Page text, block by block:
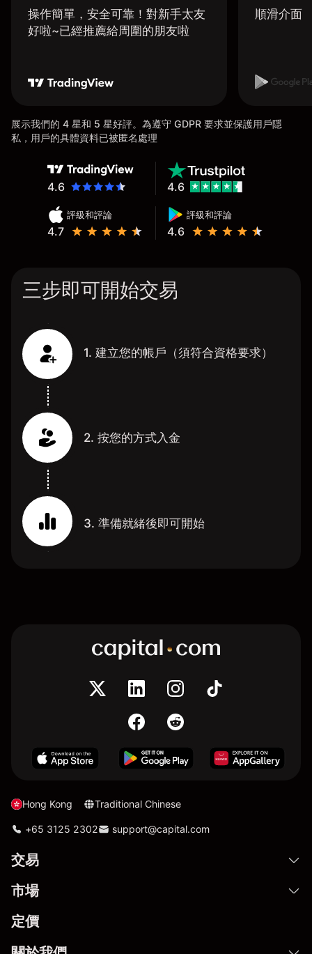
操作簡單，安全可靠！對新手太友
好啦~已經推薦給周圍的朋友啦
順滑介面
展示我們的 4 星和 5 星好評。為遵守 GDPR 要求並保護用戶隱
私，用戶的具體資料已被匿名處理
4.6
評級和評論
4.7
評級和評論
4.6
4.6
三步即可開始交易
1. 建立您的帳戶（須符合資格要求）
2. 按您的方式入金
3. 準備就緒後即可開始
Hong Kong Traditional Chinese
+65 3125 2302 support@capital.com
交易
市場
定價